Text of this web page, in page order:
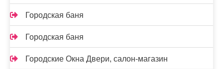
Городская баня
Городская баня
Городские Окна Двери, салон-магазин